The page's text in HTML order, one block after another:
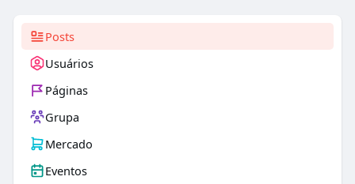
Posts
Usuários
Páginas
Grupa
Mercado
Eventos